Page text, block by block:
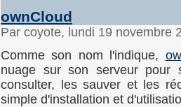
ownCloud
Par coyote, lundi 19 novembre
Comme son nom l'indique,
nuage sur son serveur pour
consulter, les sauver et les
simple d'installation et